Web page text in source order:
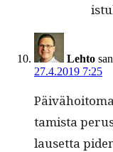
Lehto
27.4.2019 7:25
tamista
lauset­ta